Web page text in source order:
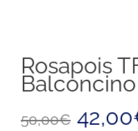
Rosapois
Balconcino
50,00€ prezzo
42,00